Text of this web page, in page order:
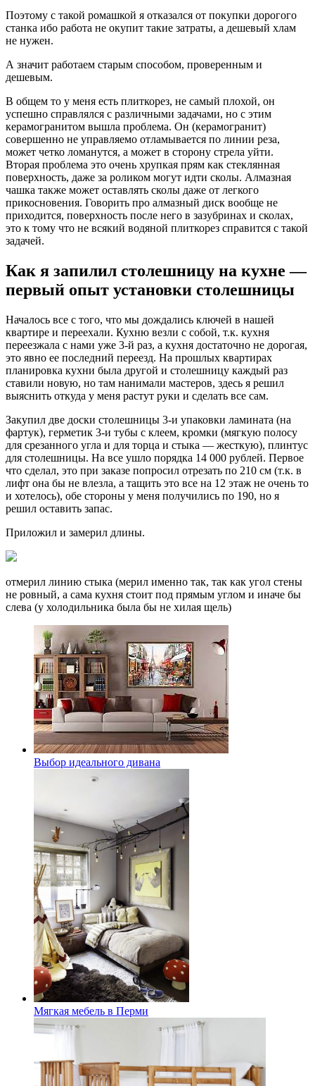
Поэтому с такой ромашкой я отказался от покупки дорогого
станка ибо работа не окупит такие затраты, а дешевый хлам
не нужен.
А значит работаем старым способом, проверенным и
дешевым.
В общем то у меня есть плиткорез, не самый плохой, он
успешно справлялся с различными задачами, но с этим
керамогранитом вышла проблема. Он (керамогранит)
совершенно не управляемо отламывается по линии реза,
может четко ломанутся, а может в сторону стрела уйти.
Вторая проблема это очень хрупкая прям как стеклянная
поверхность, даже за роликом могут идти сколы. Алмазная
чашка также может оставлять сколы даже от легкого
прикосновения. Говорить про алмазный диск вообще не
приходится, поверхность после него в зазубринах и сколах,
это к тому что не всякий водяной плиткорез справится с такой
задачей.
Как я запилил столешницу на кухне —
первый опыт установки столешницы
Началось все с того, что мы дождались ключей в нашей
квартире и переехали. Кухню везли с собой, т.к. кухня
переезжала с нами уже 3-й раз, а кухня достаточно не дорогая,
это явно ее последний переезд. На прошлых квартирах
планировка кухни была другой и столешницу каждый раз
ставили новую, но там нанимали мастеров, здесь я решил
выяснить откуда у меня растут руки и сделать все сам.
Закупил две доски столешницы 3-и упаковки ламината (на
фартук), герметик 3-и тубы с клеем, кромки (мягкую полосу
для срезанного угла и для торца и стыка — жесткую), плинтус
для столешницы. На все ушло порядка 14 000 рублей. Первое
что сделал, это при заказе попросил отрезать по 210 см (т.к. в
лифт она бы не влезла, а тащить это все на 12 этаж не очень то
и хотелось), обе стороны у меня получились по 190, но я
решил оставить запас.
Приложил и замерил длины.
отмерил линию стыка (мерил именно так, так как угол стены
не ровный, а сама кухня стоит под прямым углом и иначе бы
слева (у холодильника была бы не хилая щель)
Выбор идеального дивана
Мягкая мебель в Перми